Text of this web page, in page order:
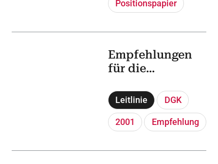
Positionspapier
Leitlinie DGK
2001 Empfehlung
Empfehlungen
für die
kardiovaskulärer
Magnetresonanz
tomographie